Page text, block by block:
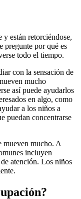
y están retorciéndose,
pregunte por qué es
todo el tiempo.
con la sensación de
mucho
así puede ayudarlos
en algo, como
a los niños a
puedan concentrarse
mueven mucho. A
incluyen
atención. Los niños